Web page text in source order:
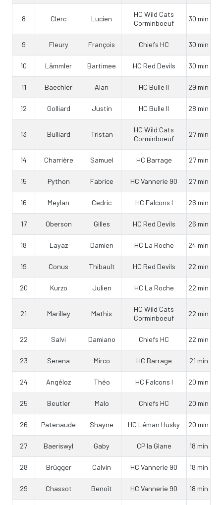
8 Clerc Lucien
HC Wild Cats
Corminboeuf
30 min
9 Fleury François Chiefs HC 30 min
10 Lämmler Bartimee HC Red Devils 30 min
11 Baechler Alan HC Bulle II 29 min
12 Golliard Justin HC Bulle II 28 min
13 Bulliard Tristan
HC Wild Cats
Corminboeuf
27 min
14 Charrière Samuel HC Barrage 27 min
15 Python Fabrice HC Vannerie 90 27 min
16 Meylan Cedric HC Falcons I 26 min
17 Oberson Gilles HC Red Devils 26 min
18 Layaz Damien HC La Roche 24 min
19 Conus Thibault HC Red Devils 22 min
20 Kurzo Julien HC La Roche 22 min
21 Marilley Mathis
HC Wild Cats
Corminboeuf
22 min
22 Salvi Damiano Chiefs HC 22 min
23 Serena Mirco HC Barrage 21 min
24 Angéloz Théo HC Falcons I 20 min
25 Beutler Malo Chiefs HC 20 min
26 Patenaude Shayne HC Léman Husky 20 min
27 Baeriswyl Gaby CP la Glane 18 min
28 Brügger Calvin HC Vannerie 90 18 min
29 Chassot Benoît HC Vannerie 90 18 min